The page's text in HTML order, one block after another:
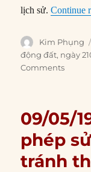
lịch sử.Continue
Author
Kim Phụng
động đất, ngày
Comments
09/05/
phép
tránh